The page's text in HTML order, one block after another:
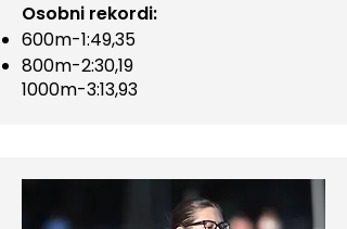
Osobni rekordi:
600m-1:49,35
800m-2:30,19
1000m-3:13,93